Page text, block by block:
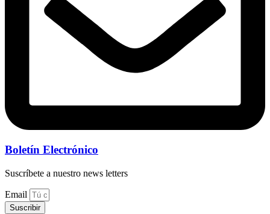
Boletín Electrónico
Suscríbete a nuestro news letters
Email
Suscribir